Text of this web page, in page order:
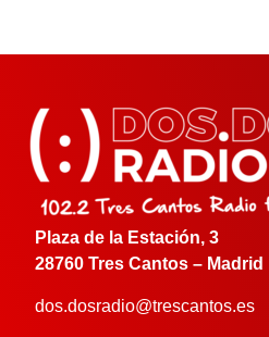
Plaza de la Estación, 3
28760 Tres Cantos – Madrid
dos.dosradio@trescantos.es